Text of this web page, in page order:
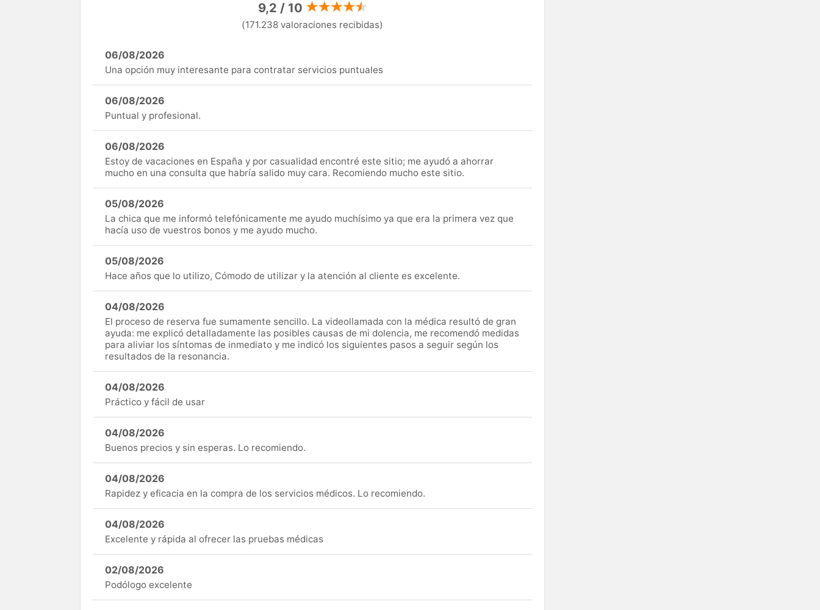
9,2 / 10
(171.238 valoraciones recibidas)
06/08/2026
Una opción muy interesante para contratar servicios puntuales
06/08/2026
Puntual y profesional.
06/08/2026
Estoy de vacaciones en España y por casualidad encontré este sitio; me ayudó a ahorrar
mucho en una consulta que habría salido muy cara. Recomiendo mucho este sitio.
05/08/2026
La chica que me informó telefónicamente me ayudo muchísimo ya que era la primera vez que
hacía uso de vuestros bonos y me ayudo mucho.
05/08/2026
Hace años que lo utilizo, Cómodo de utilizar y la atención al cliente es excelente.
04/08/2026
El proceso de reserva fue sumamente sencillo. La videollamada con la médica resultó de gran
ayuda: me explicó detalladamente las posibles causas de mi dolencia, me recomendó medidas
para aliviar los síntomas de inmediato y me indicó los siguientes pasos a seguir según los
resultados de la resonancia.
04/08/2026
Práctico y fácil de usar
04/08/2026
Buenos precios y sin esperas. Lo recomiendo.
04/08/2026
Rapidez y eficacia en la compra de los servicios médicos. Lo recomiendo.
04/08/2026
Excelente y rápida al ofrecer las pruebas médicas
02/08/2026
Podólogo excelente